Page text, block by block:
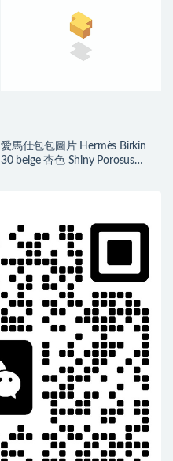
愛馬仕包包圖片 Hermès Birkin
30 beige 杏色 Shiny Porosus